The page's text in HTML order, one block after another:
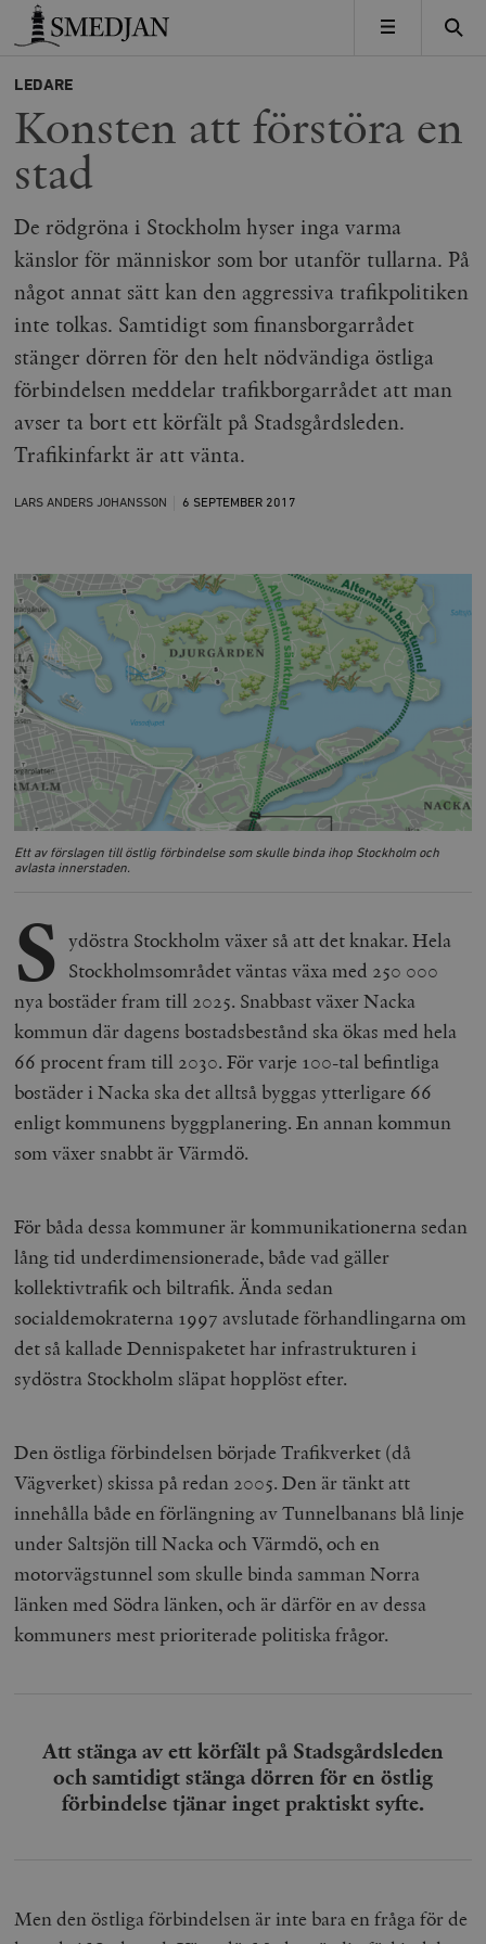
Timbro
MENY
LEDARE
Konsten att förstöra en
stad
De rödgröna i Stockholm hyser inga varma
känslor för människor som bor utanför tullarna. På
något annat sätt kan den aggressiva trafikpolitiken
inte tolkas. Samtidigt som finansborgarrådet
stänger dörren för den helt nödvändiga östliga
förbindelsen meddelar trafikborgarrådet att man
avser ta bort ett körfält på Stadsgårdsleden.
Trafikinfarkt är att vänta.
LARS ANDERS JOHANSSON 6 SEPTEMBER 2017
Ett av förslagen till östlig förbindelse som skulle binda ihop Stockholm och
avlasta innerstaden.
S ydöstra Stockholm växer så att det knakar. Hela
Stockholmsområdet väntas växa med 250 000
nya bostäder fram till 2025. Snabbast växer Nacka
kommun där dagens bostadsbestånd ska ökas med hela
66 procent fram till 2030. För varje 100-tal befintliga
bostäder i Nacka ska det alltså byggas ytterligare 66
enligt kommunens byggplanering. En annan kommun
som växer snabbt är Värmdö.
För båda dessa kommuner är kommunikationerna sedan
lång tid underdimensionerade, både vad gäller
kollektivtrafik och biltrafik. Ända sedan
socialdemokraterna 1997 avslutade förhandlingarna om
det så kallade Dennispaketet har infrastrukturen i
sydöstra Stockholm släpat hopplöst efter.
Den östliga förbindelsen började Trafikverket (då
Vägverket) skissa på redan 2005. Den är tänkt att
innehålla både en förlängning av Tunnelbanans blå linje
under Saltsjön till Nacka och Värmdö, och en
motorvägstunnel som skulle binda samman Norra
länken med Södra länken, och är därför en av dessa
kommuners mest prioriterade politiska frågor.
Att stänga av ett körfält på Stadsgårdsleden
och samtidigt stänga dörren för en östlig
förbindelse tjänar inget praktiskt syfte.
Men den östliga förbindelsen är inte bara en fråga för de